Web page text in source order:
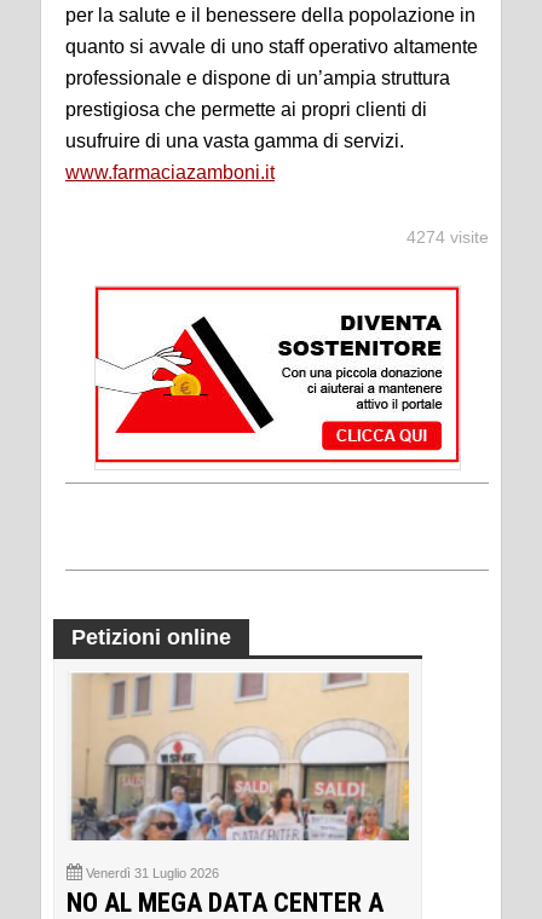
per la salute e il benessere della popolazione in
quanto si avvale di uno staff operativo altamente
professionale e dispone di un’ampia struttura
prestigiosa che permette ai propri clienti di
usufruire di una vasta gamma di servizi.
www.farmaciazamboni.it
4274 visite
Petizioni online
Venerdì 31 Luglio 2026
NO AL MEGA DATA CENTER A